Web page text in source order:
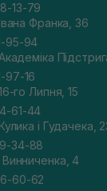
13-79
Франка, 36
95-94
97-16
го Липня, 15
61-44
і Гудачека,
34-88
4
60-62